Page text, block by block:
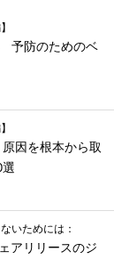
予防のためのベ
因を根本から取
いためには：
アリリースのジ